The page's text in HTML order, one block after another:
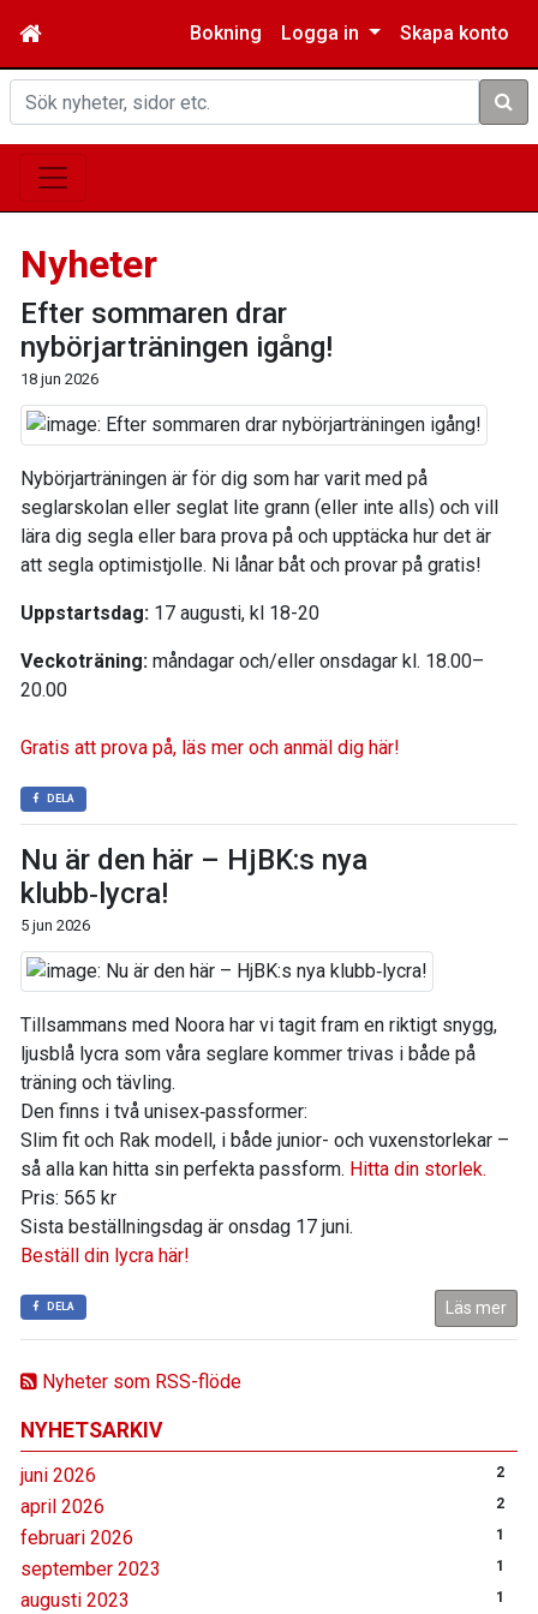
Bokning Logga in Skapa konto
Sök
Nyheter som RSS-flöde
NYHETSARKIV
juni 2026 2
april 2026 2
februari 2026 1
september 2023 1
augusti 2023 1
Nyheter
Efter sommaren drar
nybörjarträningen igång!
18 jun 2026
Nybörjarträningen är för dig som har varit med på
seglarskolan eller seglat lite grann (eller inte alls) och vill
lära dig segla eller bara prova på och upptäcka hur det är
att segla optimistjolle. Ni lånar båt och provar på gratis!
Uppstartsdag: 17 augusti, kl 18-20
Veckoträning: måndagar och/eller onsdagar kl. 18.00–
20.00
Gratis att prova på, läs mer och anmäl dig här!
DELA
Nu är den här – HjBK:s nya
klubb‑lycra!
5 jun 2026
Tillsammans med Noora har vi tagit fram en riktigt snygg,
ljusblå lycra som våra seglare kommer trivas i både på
träning och tävling.
Den finns i två unisex‑passformer:
Slim fit och Rak modell, i både junior- och vuxenstorlekar –
så alla kan hitta sin perfekta passform. Hitta din storlek.
Pris: 565 kr
Sista beställningsdag är onsdag 17 juni.
Beställ din lycra här!
DELA Läs mer